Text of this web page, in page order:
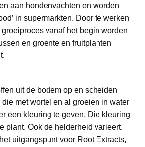
aan hondenvachten en worden
in supermarkten. Door te werken
vanaf het begin worden
en groente en fruitplanten
uit de bodem op en scheiden
die met wortel en al groeien in water
een kleuring te geven. Die kleuring
plant. Ook de helderheid varieert.
uitgangspunt voor Root Extracts,